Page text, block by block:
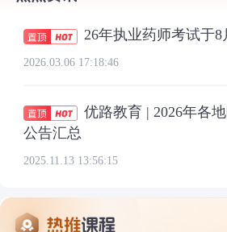
26年执业药师考试于8
2026.03.06 17:18:46
优路教育 | 2026年各
公告汇总
2025.11.13 13:56:15